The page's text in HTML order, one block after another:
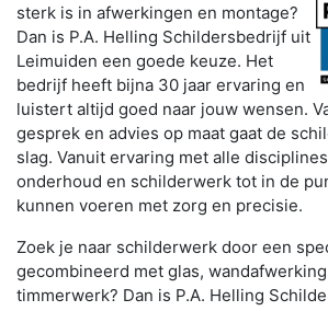
sterk is in afwerkingen en montage?
Dan is P.A. Helling Schildersbedrijf uit
Leimuiden een goede keuze. Het
bedrijf heeft bijna 30 jaar ervaring en
luistert altijd goed naar jouw wensen.
gesprek en advies op maat gaat de
slag. Vanuit ervaring met alle
onderhoud en schilderwerk tot in de
kunnen voeren met zorg en precisie.
Zoek je naar schilderwerk door een
gecombineerd met glas,
timmerwerk? Dan is P.A. Helling